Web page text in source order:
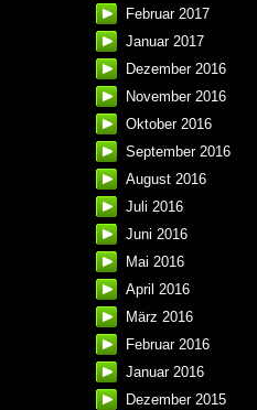
Februar 2017
Januar 2017
Dezember 2016
November 2016
Oktober 2016
September 2016
August 2016
Juli 2016
Juni 2016
Mai 2016
April 2016
März 2016
Februar 2016
Januar 2016
Dezember 2015